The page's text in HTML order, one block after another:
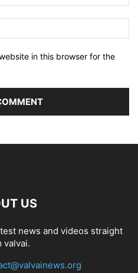
in this browser for the
US
news and videos straight
valvai.